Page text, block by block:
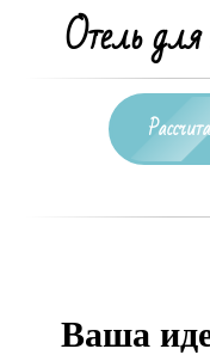
Отель
Ваша